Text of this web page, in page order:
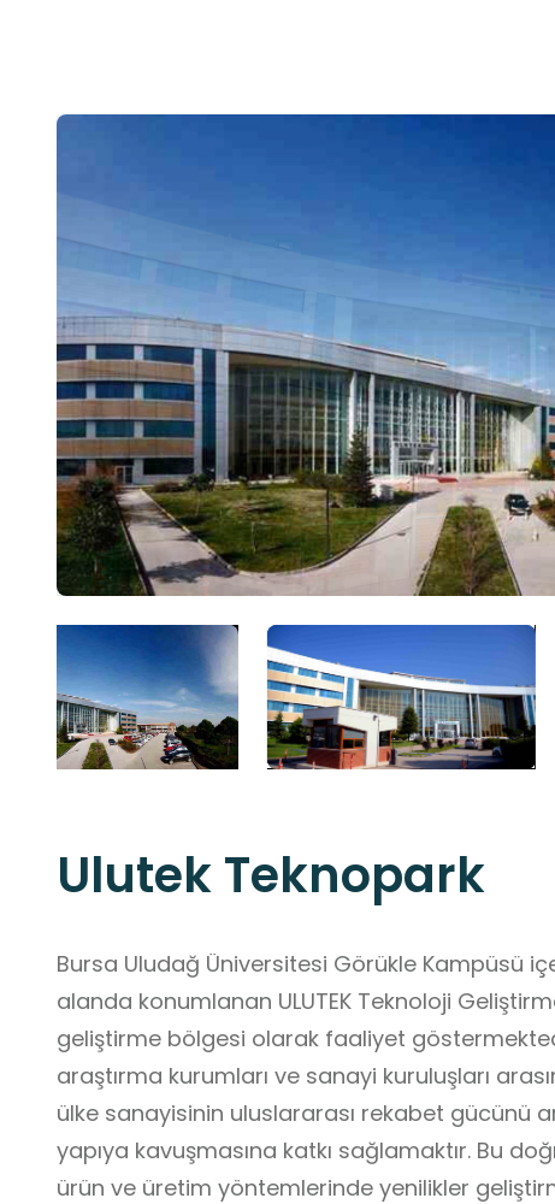
Ulutek Teknopark
Bursa Uludağ Üniversitesi Görükle Kampüsü
alanda konumlanan ULUTEK Teknoloji
geliştirme bölgesi olarak faaliyet
araştırma kurumları ve sanayi kuruluşları
ülke sanayisinin uluslararası rekabet gücünü
yapıya kavuşmasına katkı sağlamaktır. Bu
ürün ve üretim yöntemlerinde yenilikler